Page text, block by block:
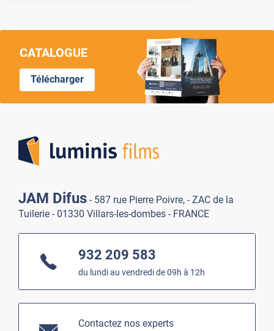
CATALOGUE
Télécharger
JAM Difus - 587 rue Pierre Poivre, - ZAC de la
Tuilerie - 01330 Villars-les-dombes - FRANCE
932 209 583
du lundi au vendredi de 09h à 12h
Contactez nos experts